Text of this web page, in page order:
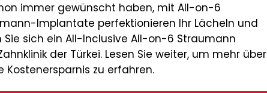
immer gewünscht haben, mit All-on-6
Implantate perfektionieren Ihr Lächeln und
sich ein All-Inclusive All-on-6 Straumann
der Türkei. Lesen Sie weiter, um mehr über
Kostenersparnis zu erfahren.